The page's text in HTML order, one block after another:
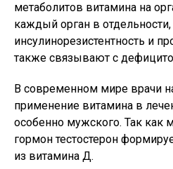
метаболитов витамина на
каждый орган в отдельности,
инсулинорезистентность и
также связывают с
В современном мире врачи
применение витамина в
особенно мужского. Так как
гормон тестостерон
из витамина Д.